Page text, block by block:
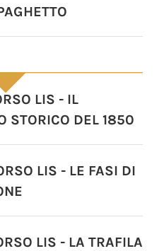
LIS - IL
STORICO DEL 1850
LIS - LE FASI DI
LIS - LA TRAFILA